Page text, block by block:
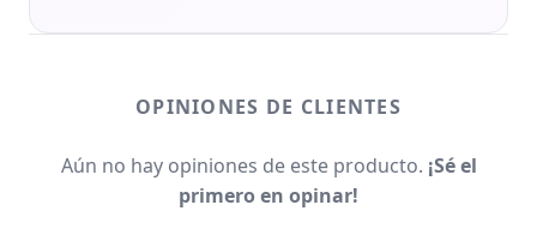
OPINIONES DE CLIENTES
Aún no hay opiniones de este producto. ¡Sé el
primero en opinar!